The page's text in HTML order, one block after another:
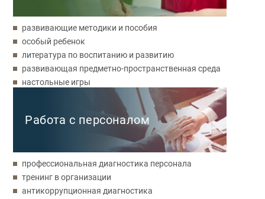
развивающие методики и пособия
особый ребенок
литература по воспитанию и развитию
развивающая предметно-пространственная среда
настольные игры
Работа с персоналом
профессиональная диагностика персонала
тренинг в организации
антикоррупционная диагностика